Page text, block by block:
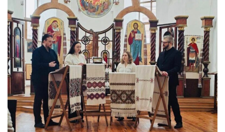
Парохії Сумської області
Введення в храм Богородиці (м. Суми)
Матері Божої Неустанної Помочі (м. Охтирка)
Монастирі
Свято-Покровський монастир оо Василіян
Свято-Івано-Павлівський монастир сестер Згромадження
Св. Йосифа ОПДМ
Монастир сестер милосердя Св. Вінкентія. Дім Милосердя